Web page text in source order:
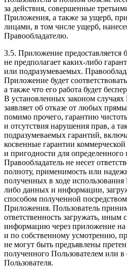
за действия, совершенные
Приложения, а также за ущерб,
лицами, в том числе ущерб,
Правообладателю.
3.5. Приложение предоставляется
не предполагает каких-либо
или подразумеваемых.
Приложение будет
а также что его работа будет
В установленных законом случаях
заявляет об отказе от любых
помимо прочего, гарантию
и отсутствия нарушения прав, а
подразумеваемых гарантий,
косвенные гарантии
и пригодности для определенного
Правообладатель не несет
полноту, применимость или
полученных в ходе
либо данных и информации,
способом полученной
Приложения. Пользователь
ответственность загружать, иным
информацию через приложение на
и по собственному усмотрению,
не могут быть предъявлены
полученного Пользователем или
Пользователя.